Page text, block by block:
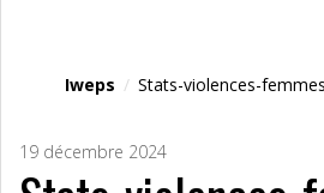
Iweps / Stats-violences-
19 décembre 2024